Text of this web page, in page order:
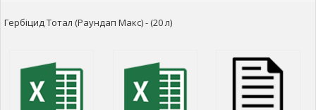
Гербіцид Тотал (Раундап Макс) - (20 л)